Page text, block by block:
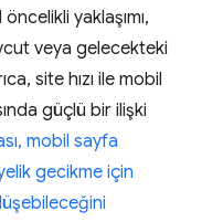
yaklaşımı,
veya gelecekteki
site hızı ile mobil
güçlü bir ilişki
mobil sayfa
gecikme için